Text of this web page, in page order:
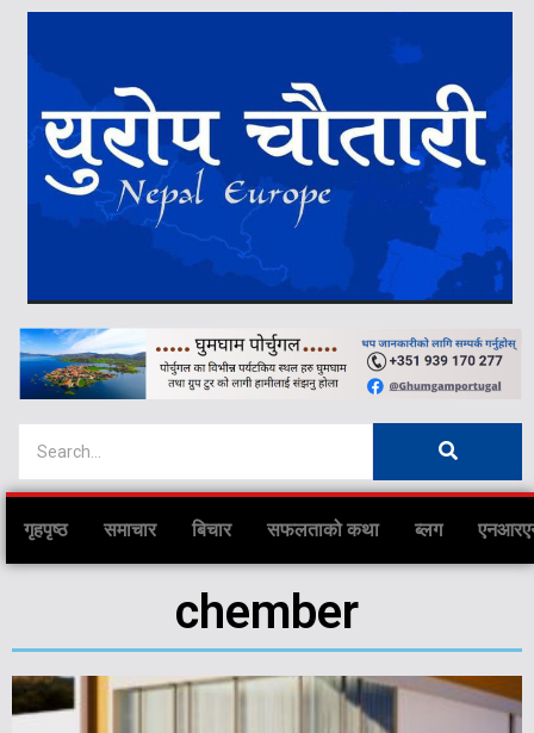
गृहपृष्ठ समाचार बिचार सफलताको कथा ब्लग
chember